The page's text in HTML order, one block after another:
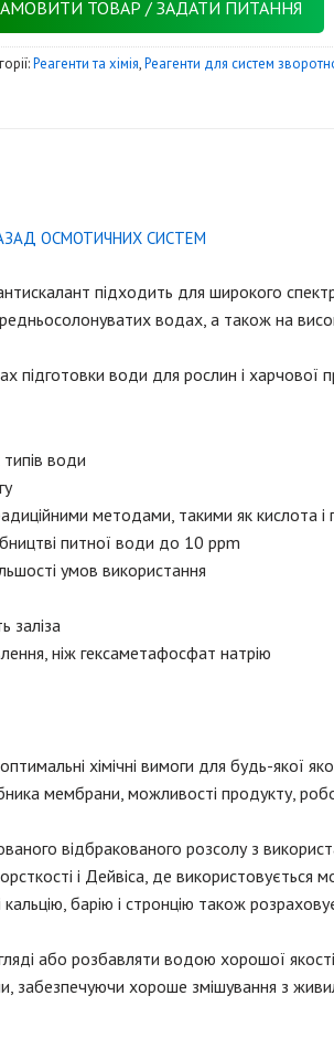
ТОВАР / ЗАДАТИ ПИТАННЯ
Реагенти та хімія,Реагенти для систем
ОСМОТИЧНИХ СИСТЕМ
підходить для широкого
водах, а також на
підготовки води для рослин і харчової
води
методами, такими як кислота
питної води до 10 ppm
умов використання
заліза
ніж гексаметафосфат натрію
хімічні вимоги для будь-якої
мембрани, можливості продукту,
відбракованого розсолу з
і Дейвіса, де використовується
барію і стронцію також
або розбавляти водою хорошої
забезпечуючи хороше змішування з